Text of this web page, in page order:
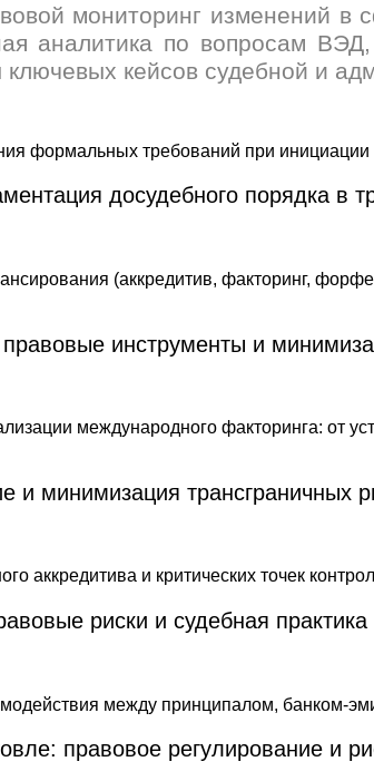
мониторинг изменений в
аналитика по вопросам
кейсов судебной и
досудебного порядка в
инструменты и
и минимизация трансграничных
риски и судебная практика
правовое регулирование и